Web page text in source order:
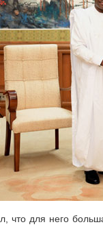
что для него